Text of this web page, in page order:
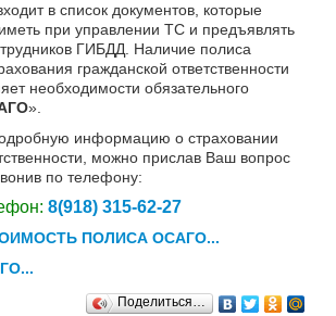
в список документов, которые
при управлении ТС и предъявлять
ГИБДД. Наличие полиса
гражданской ответственности
необходимости обязательного
».
информацию о страховании
можно прислав Ваш вопрос
по телефону:
8(918) 315-62-27
ПОЛИСА ОСАГО...
Поделиться…